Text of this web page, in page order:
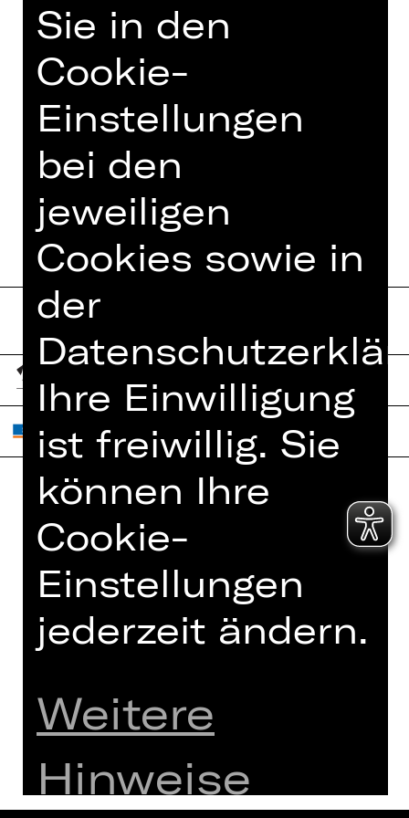
Komödienklassiker auf der großen
Bühne.
TEAM
TERMINE UND BESETZUNG
Home
Spielplan
Künstler*innen
Kartenkauf
Presse
Kontakt
Interner Bereich
ZVB/L
AGB
Cookies
Sie in den
Cookie-
Einstellungen
bei den
jeweiligen
Cookies sowie in
der
Ihre Einwilligung
ist freiwillig. Sie
können Ihre
Cookie-
Einstellungen
jederzeit ändern.
Weitere
Hinweise